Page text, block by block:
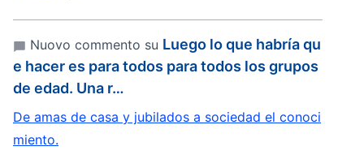
Nuovo commento su Luego lo que habría qu
e hacer es para todos para todos los grupos
de edad. Una r…
De amas de casa y jubilados a sociedad el conoci
miento.